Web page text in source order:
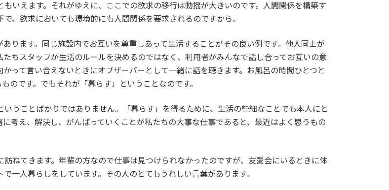
いえます。それがゆえに、ここでの欲求の移行は動揺が大きいのです。人間関係を構築す
、欲求においても環境的にも人間関係を要求されるのですから。
ります。同じ施設内でお互いを尊重しあって生活することがその良い例です。他人同士が
ちスタッフが生活のルールを決めるのではなく、利用者がみんなで話し合ってお互いの意
って言い合えないときにオブザーバーとして一緒に話を聴きます。お風呂の時間ひとつと
のです。でもそれが「暮らす」ということなのです。
うことばかりではありません。「暮らす」を得るために、生活の些細なことでも本人にと
考え、解決し、がんばっていくことが私たちの大事な仕事であると、最近はよく思うもの
ねてきます。年輩の方なので仕事は見つけられなかったのですが、友愛会にいるときに体
一人暮らしをしています。その人のとてもうれしい言葉があります。